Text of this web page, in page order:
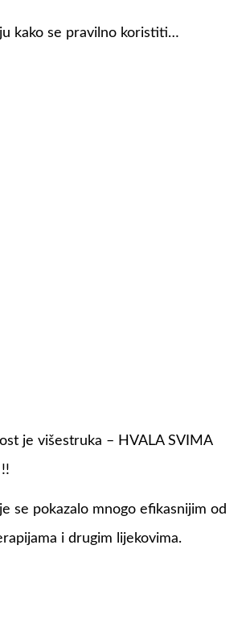
kako se pravilno koristiti…
je višestruka – HVALA SVIMA
se pokazalo mnogo efikasnijim od
i drugim lijekovima.